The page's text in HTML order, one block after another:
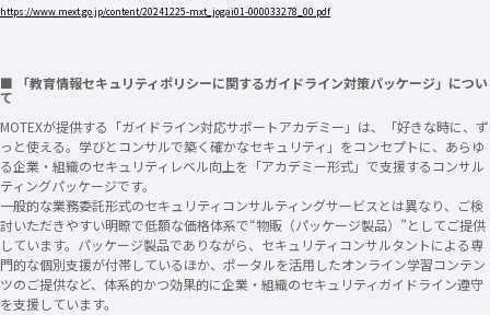
https://www.mext.go.jp/content/20241225-mxt_jogai01-000033278_00.pdf
■ 「教育情報セキュリティポリシーに関するガイドライン対策パッケージ」につい
て
MOTEXが提供する「ガイドライン対応サポートアカデミー」は、「好きな時に、ず
っと使える。学びとコンサルで築く確かなセキュリティ」をコンセプトに、あらゆ
る企業・組織のセキュリティレベル向上を「アカデミー形式」で支援するコンサル
ティングパッケージです。
一般的な業務委託形式のセキュリティコンサルティングサービスとは異なり、ご検
討いただきやすい明瞭で低額な価格体系で“物販（パッケージ製品）”としてご提供
しています。パッケージ製品でありながら、セキュリティコンサルタントによる専
門的な個別支援が付帯しているほか、ポータルを活用したオンライン学習コンテン
ツのご提供など、体系的かつ効果的に企業・組織のセキュリティガイドライン遵守
を支援しています。